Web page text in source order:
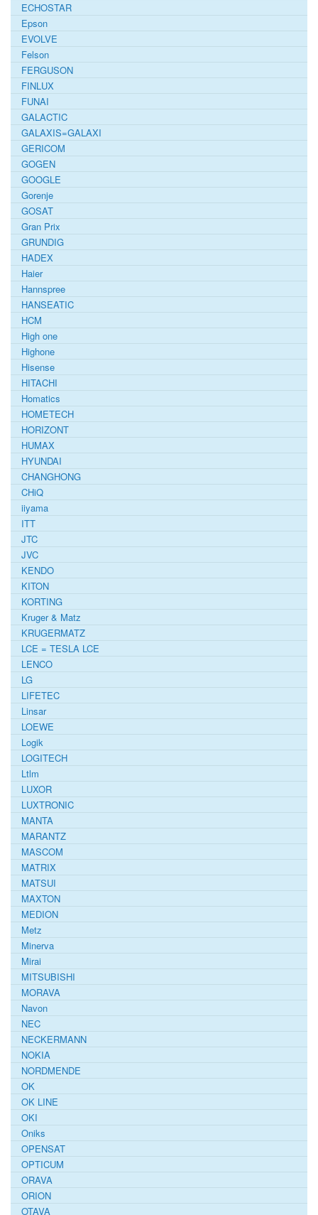
ECHOSTAR
Epson
EVOLVE
Felson
FERGUSON
FINLUX
FUNAI
GALACTIC
GALAXIS=GALAXI
GERICOM
GOGEN
GOOGLE
Gorenje
GOSAT
Gran Prix
GRUNDIG
HADEX
Haier
Hannspree
HANSEATIC
HCM
High one
Highone
Hisense
HITACHI
Homatics
HOMETECH
HORIZONT
HUMAX
HYUNDAI
CHANGHONG
CHiQ
iiyama
ITT
JTC
JVC
KENDO
KITON
KORTING
Kruger & Matz
KRUGERMATZ
LCE = TESLA LCE
LENCO
LG
LIFETEC
Linsar
LOEWE
Logik
LOGITECH
Ltlm
LUXOR
LUXTRONIC
MANTA
MARANTZ
MASCOM
MATRIX
MATSUI
MAXTON
MEDION
Metz
Minerva
Mirai
MITSUBISHI
MORAVA
Navon
NEC
NECKERMANN
NOKIA
NORDMENDE
OK
OK LINE
OKI
Oniks
OPENSAT
OPTICUM
ORAVA
ORION
OTAVA